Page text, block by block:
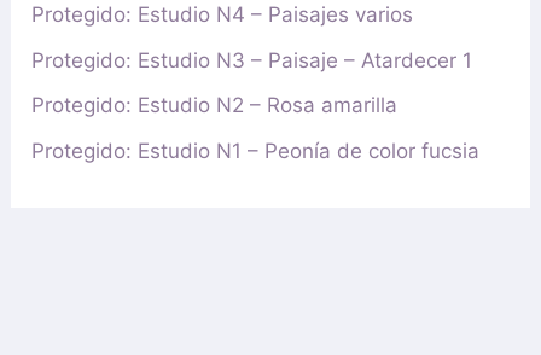
Protegido: Estudio N4 – Paisajes varios
Protegido: Estudio N3 – Paisaje – Atardecer 1
Protegido: Estudio N2 – Rosa amarilla
Protegido: Estudio N1 – Peonía de color fucsia